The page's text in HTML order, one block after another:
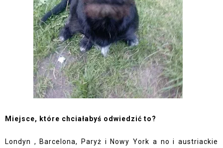
Miejsce, które chciałabyś odwiedzić to?
Londyn , Barcelona, Paryż i Nowy York a no i austriackie